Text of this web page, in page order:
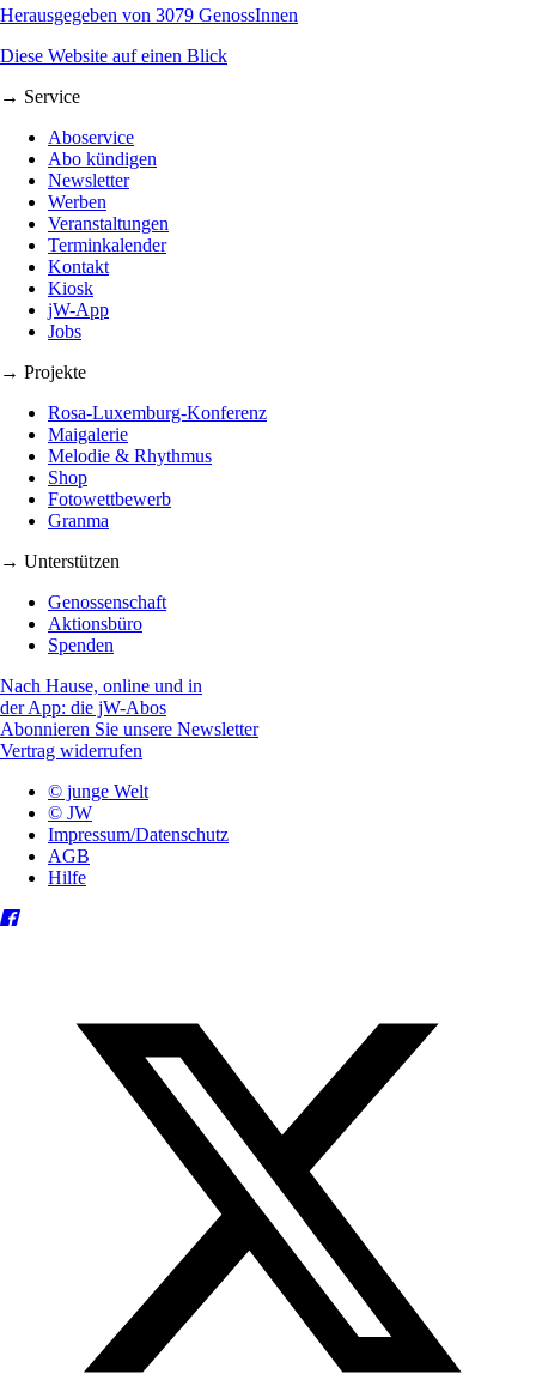
Herausgegeben von 3079 GenossInnen
Diese Website auf einen Blick
→ Service
Aboservice
Abo kündigen
Newsletter
Werben
Veranstaltungen
Terminkalender
Kontakt
Kiosk
jW-App
Jobs
→ Projekte
Rosa-Luxemburg-Konferenz
Maigalerie
Melodie & Rhythmus
Shop
Fotowettbewerb
Granma
→ Unterstützen
Genossenschaft
Aktionsbüro
Spenden
Nach Hause, online und in
der App: die jW-Abos
Abonnieren Sie unsere Newsletter
Vertrag widerrufen
© junge Welt
© JW
Impressum/Datenschutz
AGB
Hilfe